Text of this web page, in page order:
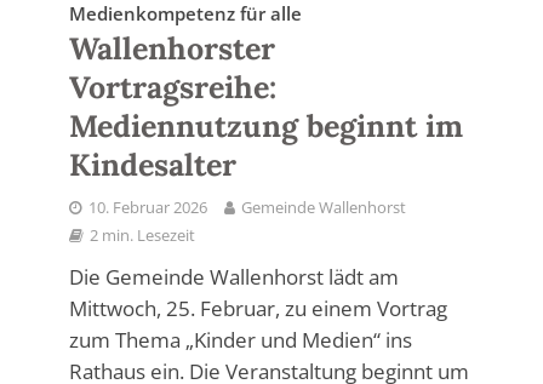
Medienkompetenz für alle
Wallenhorster
Vortragsreihe:
Mediennutzung beginnt im
Kindesalter
10. Februar 2026
Gemeinde Wallenhorst
2 min. Lesezeit
Die Gemeinde Wallenhorst lädt am
Mittwoch, 25. Februar, zu einem Vortrag
zum Thema „Kinder und Medien“ ins
Rathaus ein. Die Veranstaltung beginnt um